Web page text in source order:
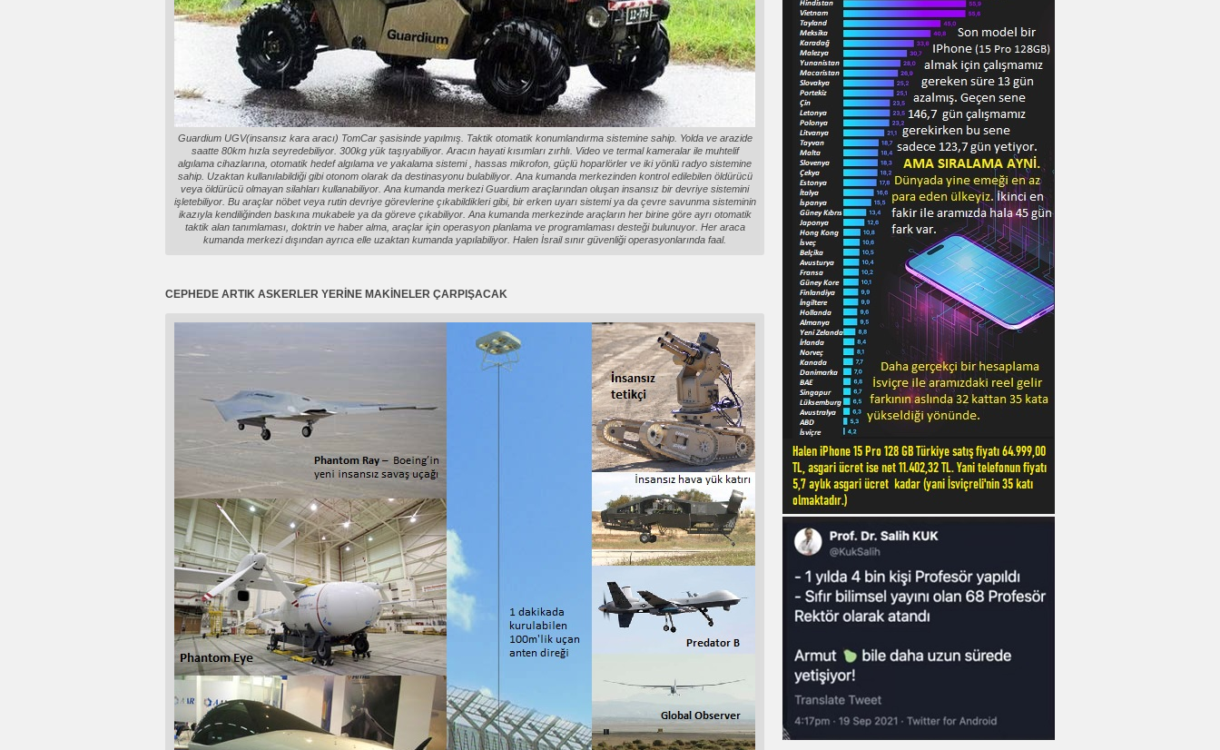
Guardium UGV(insansız kara aracı) TomCar şasisinde yapılmış. Taktik otomatik konumlandırma sistemine sahip. Yolda ve arazide
saatte 80km hızla seyredebiliyor. 300kg yük taşıyabiliyor. Aracın hayati kısımları zırhlı. Video ve termal kameralar ile muhtelif
algılama cihazlarına, otomatik hedef algılama ve yakalama sistemi , hassas mikrofon, güçlü hoparlörler ve iki yönlü radyo sistemine
sahip. Uzaktan kullanılabildiği gibi otonom olarak da destinasyonu bulabiliyor. Ana kumanda merkezinden kontrol edilebilen öldürücü
veya öldürücü olmayan silahları kullanabiliyor. Ana kumanda merkezi Guardium araçlarından oluşan insansız bir devriye sistemini
işletebiliyor. Bu araçlar nöbet veya rutin devriye görevlerine çıkabildikleri gibi, bir erken uyarı sistemi ya da çevre savunma sisteminin
ikazıyla kendiliğinden baskına mukabele ya da göreve çıkabiliyor. Ana kumanda merkezinde araçların her birine göre ayrı otomatik
taktik alan tanımlaması, doktrin ve haber alma, araçlar için operasyon planlama ve programlaması desteği bulunuyor. Her araca
kumanda merkezi dışından ayrıca elle uzaktan kumanda yapılabiliyor. Halen İsrail sınır güvenliği operasyonlarında faal.
CEPHEDE ARTIK ASKERLER YERİNE MAKİNELER ÇARPIŞACAK